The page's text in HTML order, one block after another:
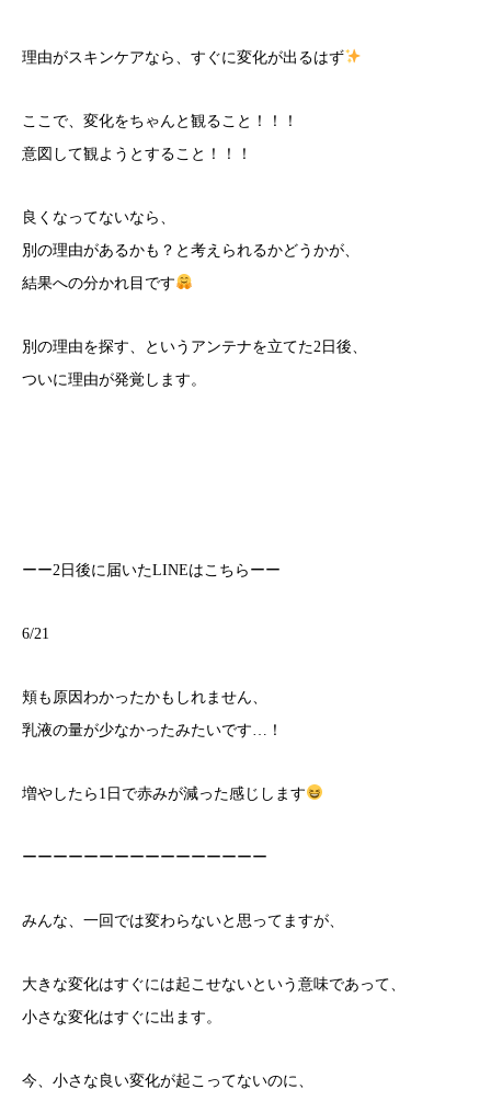
理由がスキンケアなら、すぐに変化が出るはず
ここで、変化をちゃんと観ること！！！
意図して観ようとすること！！！
良くなってないなら、
別の理由があるかも？と考えられるかどうかが、
結果への分かれ目です
別の理由を探す、というアンテナを立てた2日後、
ついに理由が発覚します。
ーー2日後に届いたLINEはこちらーー
6/21
頬も原因わかったかもしれません、
乳液の量が少なかったみたいです…！
増やしたら1日で赤みが減った感じします
ーーーーーーーーーーーーーーーー
みんな、一回では変わらないと思ってますが、
大きな変化はすぐには起こせないという意味であって、
小さな変化はすぐに出ます。
今、小さな良い変化が起こってないのに、